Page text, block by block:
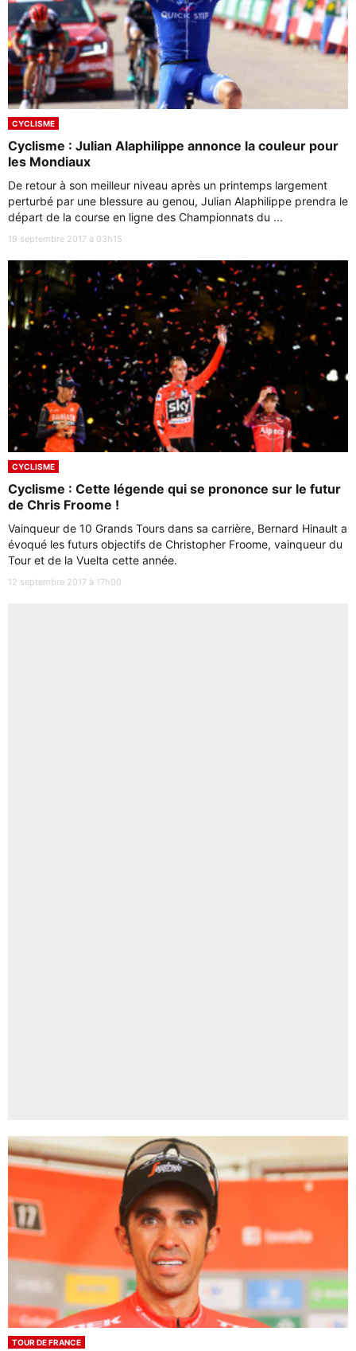
CYCLISME
Cyclisme : Julian Alaphilippe annonce la couleur pour
les Mondiaux
De retour à son meilleur niveau après un printemps largement
perturbé par une blessure au genou, Julian Alaphilippe prendra le
départ de la course en ligne des Championnats du ...
19 septembre 2017 à 03h15
CYCLISME
Cyclisme : Cette légende qui se prononce sur le futur
de Chris Froome !
Vainqueur de 10 Grands Tours dans sa carrière, Bernard Hinault a
évoqué les futurs objectifs de Christopher Froome, vainqueur du
Tour et de la Vuelta cette année.
12 septembre 2017 à 17h00
TOUR DE FRANCE